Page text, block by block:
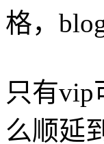
格，
只有
么顺延